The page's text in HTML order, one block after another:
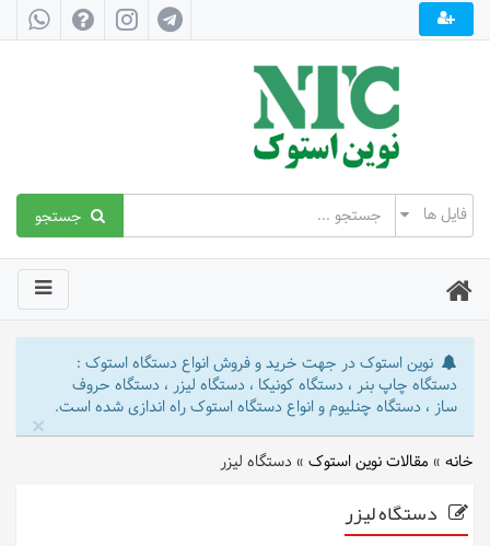
جستجو
نوین استوک در جهت خرید و فروش انواع دستگاه استوک :
دستگاه چاپ بنر ، دستگاه کونیکا ، دستگاه لیزر ، دستگاه حروف
ساز ، دستگاه چنلیوم و انواع دستگاه استوک راه اندازی شده است.
×
خانه » مقالات نوین استوک » دستگاه لیزر
دستگاه لیزر